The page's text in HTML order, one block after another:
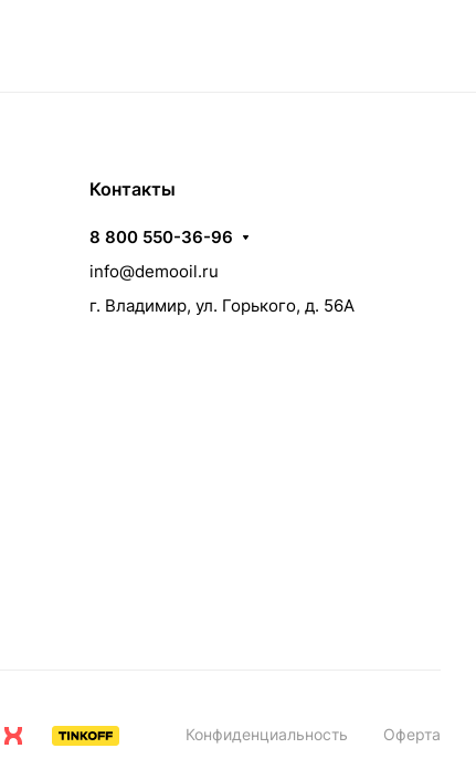
Контакты
8 800 550-36-96
info@demooil.ru
г. Владимир, ул. Горького, д. 56А
Конфиденциальность Оферта